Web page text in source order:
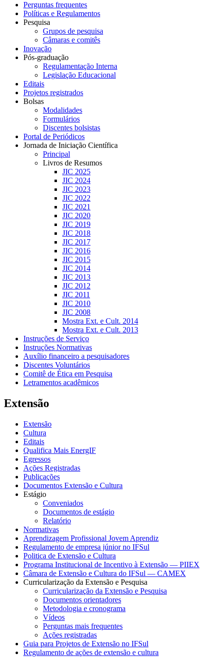
Perguntas frequentes
Políticas e Regulamentos
Pesquisa
Grupos de pesquisa
Câmaras e comitês
Inovação
Pós-graduação
Regulamentação Interna
Legislação Educacional
Editais
Projetos registrados
Bolsas
Modalidades
Formulários
Discentes bolsistas
Portal de Periódicos
Jornada de Iniciação Científica
Principal
Livros de Resumos
JIC 2025
JIC 2024
JIC 2023
JIC 2022
JIC 2021
JIC 2020
JIC 2019
JIC 2018
JIC 2017
JIC 2016
JIC 2015
JIC 2014
JIC 2013
JIC 2012
JIC 2011
JIC 2010
JIC 2008
Mostra Ext. e Cult. 2014
Mostra Ext. e Cult. 2013
Instruções de Serviço
Instruções Normativas
Auxílio financeiro a pesquisadores
Discentes Voluntários
Comitê de Ética em Pesquisa
Letramentos acadêmicos
Extensão
Extensão
Cultura
Editais
Qualifica Mais EnergIF
Egressos
Ações Registradas
Publicações
Documentos Extensão e Cultura
Estágio
Conveniados
Documentos de estágio
Relatório
Normativas
Aprendizagem Profissional Jovem Aprendiz
Regulamento de empresa júnior no IFSul
Politica de Extensão e Cultura
Programa Institucional de Incentivo à Extensão — PIIEX
Câmara de Extensão e Cultura do IFSul — CAMEX
Curricularização da Extensão e Pesquisa
Curricularização da Extensão e Pesquisa
Documentos orientadores
Metodologia e cronograma
Vídeos
Perguntas mais frequentes
Ações registradas
Guia para Projetos de Extensão no IFSul
Regulamento de ações de extensão e cultura